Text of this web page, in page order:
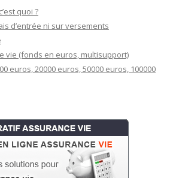
quoi ?
d’entrée ni sur versements
vie (fonds en euros, multisupport)
euros, 20000 euros, 50000 euros, 100000